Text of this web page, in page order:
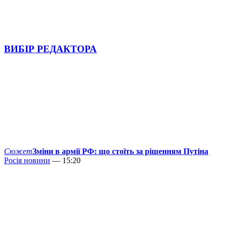
ВИБІР РЕДАКТОРА
СюжетЗміни в армії РФ: що стоїть за рішенням Путіна
Росія новини — 15:20